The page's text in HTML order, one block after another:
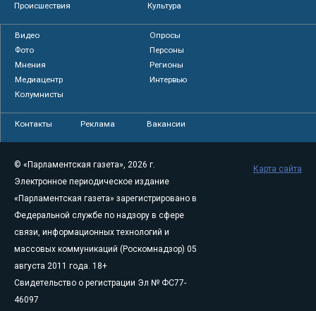
Происшествия
Культура
Видео
Опросы
Фото
Персоны
Мнения
Регионы
Медиацентр
Интервью
Колумнисты
Контакты Реклама Вакансии
© «Парламентская газета», 2026 г.
Электронное периодическое издание
«Парламентская газета» зарегистрировано в
Федеральной службе по надзору в сфере
связи, информационных технологий и
массовых коммуникаций (Роскомнадзор) 05
августа 2011 года. 18+
Свидетельство о регистрации Эл № ФС77-
46097
Карта сайта